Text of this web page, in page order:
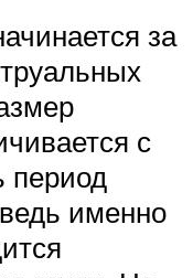
за
с
период
именно